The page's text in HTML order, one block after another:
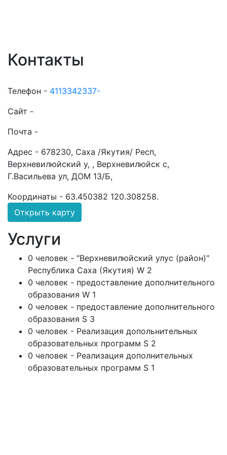
Контакты
Телефон - 4113342337-
Сайт -
Почта -
Адрес - 678230, Саха /Якутия/ Респ,
Верхневилюйский у, , Верхневилюйск с,
Г.Васильева ул, ДОМ 13/Б,
Координаты - 63.450382 120.308258.
Открыть карту
Услуги
0 человек - "Верхневилюйский улус (район)"
Республика Саха (Якутия) W 2
0 человек - предоставление дополнительного
образования W 1
0 человек - предоставление дополнительного
образования S 3
0 человек - Реализация допольнительных
образовательных программ S 2
0 человек - Реализация дополнительных
образовательных программ S 1